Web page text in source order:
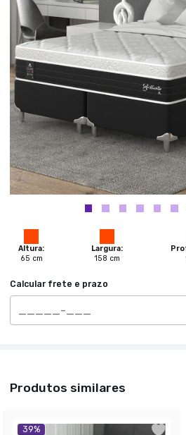
Altura:
65 cm
Largura:
158 cm
Calcular frete e prazo
Produtos similares
39%